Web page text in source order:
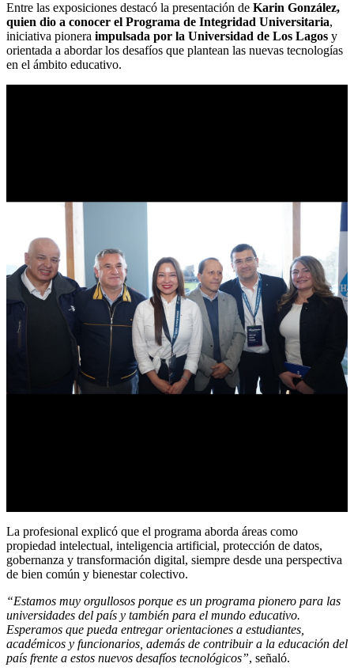
Entre las exposiciones destacó la presentación de Karin González,
quien dio a conocer el Programa de Integridad Universitaria,
iniciativa pionera impulsada por la Universidad de Los Lagos y
orientada a abordar los desafíos que plantean las nuevas tecnologías
en el ámbito educativo.
La profesional explicó que el programa aborda áreas como
propiedad intelectual, inteligencia artificial, protección de datos,
gobernanza y transformación digital, siempre desde una perspectiva
de bien común y bienestar colectivo.
“Estamos muy orgullosos porque es un programa pionero para las
universidades del país y también para el mundo educativo.
Esperamos que pueda entregar orientaciones a estudiantes,
académicos y funcionarios, además de contribuir a la educación del
país frente a estos nuevos desafíos tecnológicos”, señaló.